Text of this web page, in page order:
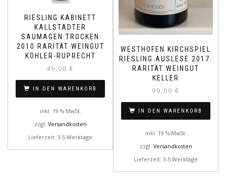
RIESLING KABINETT
KALLSTADTER
SAUMAGEN TROCKEN
2010 RARITÄT WEINGUT
KÖHLER-RUPRECHT
49,00 €
IN DEN WARENKORB
inkl. 19 % MwSt.
zzgl. Versandkosten
Lieferzeit: 3-5 Werktage
WESTHOFEN KIRCHSPIEL
RIESLING AUSLESE 2017.
RARITÄT WEINGUT
KELLER
99,00 €
IN DEN WARENKORB
inkl. 19 % MwSt.
zzgl. Versandkosten
Lieferzeit: 3-5 Werktage